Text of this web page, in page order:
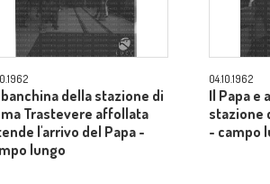
banchina della stazione di
Trastevere affollata
l'arrivo del Papa -
lungo
04.10.1962
Il Papa e
stazione
- campo